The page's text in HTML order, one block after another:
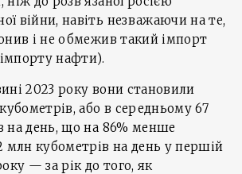
війни, навіть незважаючи на те,
і не обмежив такий імпорт
нафти).
2023 року вони становили
або в середньому 67
на день, що на 86% менше
млн кубометрів на день у першій
— за рік до того, як